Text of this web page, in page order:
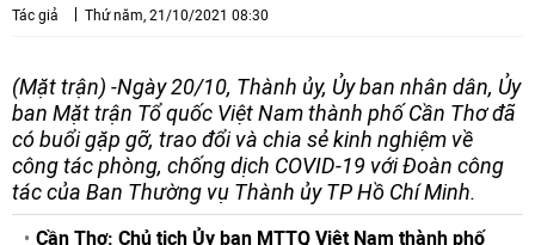
Tác giả Thứ năm, 21/10/2021 08:30
(Mặt trận) -Ngày 20/10, Thành ủy, Ủy ban nhân dân, Ủy
ban Mặt trận Tổ quốc Việt Nam thành phố Cần Thơ đã
có buổi gặp gỡ, trao đổi và chia sẻ kinh nghiệm về
công tác phòng, chống dịch COVID-19 với Đoàn công
tác của Ban Thường vụ Thành ủy TP Hồ Chí Minh.
Cần Thơ: Chủ tịch Ủy ban MTTQ Việt Nam thành phố